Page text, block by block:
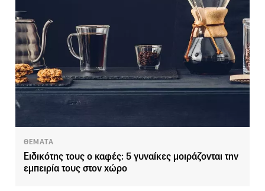
ΘΕΜΑΤΑ
Ειδικότης τους ο καφές: 5 γυναίκες μοιράζονται την
εμπειρία τους στον χώρο